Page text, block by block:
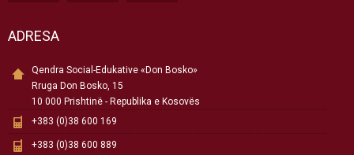
ADRESA
Qendra Social-Edukative «Don Bosko»
Rruga Don Bosko, 15
10 000 Prishtinë - Republika e Kosovës
+383 (0)38 600 169
+383 (0)38 600 889